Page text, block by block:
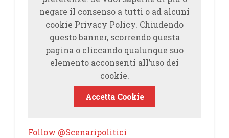
negare il consenso a tutti o ad alcuni
cookie Privacy Policy. Chiudendo
questo banner, scorrendo questa
pagina o cliccando qualunque suo
elemento acconsenti all’uso dei
cookie.
Accetta Cookie
Follow @Scenaripolitici